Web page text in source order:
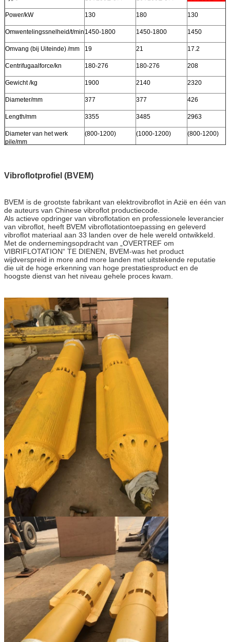
Power/kW 130 180 130
Omwentelingssnelheid/t/min 1450-1800 1450-1800 1450
Omvang (bij Uiteinde) /mm 19 21 17.2
Centrifugaalforce/kn 180-276 180-276 208
Gewicht /kg 1900 2140 2320
Diameter/mm 377 377 426
Length/mm 3355 3485 2963
Diameter van het werk
pile/mm
(800-1200) (1000-1200) (800-1200)
Vibroflotprofiel (BVEM)
BVEM is de grootste fabrikant van elektrovibroflot in Azië en één van
de auteurs van Chinese vibroflot productiecode.
Als actieve opdringer van vibroflotation en professionele leverancier
van vibroflot, heeft BVEM vibroflotationtoepassing en geleverd
vibroflot materiaal aan 33 landen over de hele wereld ontwikkeld.
Met de ondernemingsopdracht van „OVERTREF om
VIBRIFLOTATION“ TE DIENEN, BVEM-was het product
wijdverspreid in more and more landen met uitstekende reputatie
die uit de hoge erkenning van hoge prestatiesproduct en de
hoogste dienst van het niveau gehele proces kwam.